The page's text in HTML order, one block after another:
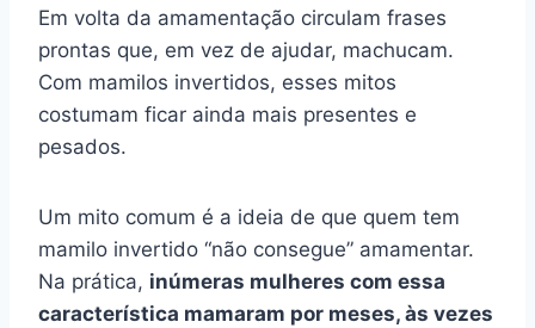
Em volta da amamentação circulam frases
prontas que, em vez de ajudar, machucam.
Com mamilos invertidos, esses mitos
costumam ficar ainda mais presentes e
pesados.
Um mito comum é a ideia de que quem tem
mamilo invertido “não consegue” amamentar.
Na prática, inúmeras mulheres com essa
característica mamaram por meses, às vezes